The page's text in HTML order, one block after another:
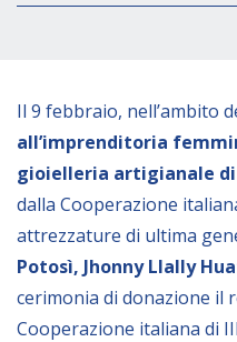
Patrimonio culturale
Empowerment
Giustizia e Sicurezza
EUROsociAL
EL PAcCTO
EUROFRONT
Il 9 febbraio, nell’ambito
all’imprenditoria
gioielleria artigianale di
dalla Cooperazione
attrezzature di ultima
Potosì, Jhonny Llally
cerimonia di donazione il
Cooperazione italiana di